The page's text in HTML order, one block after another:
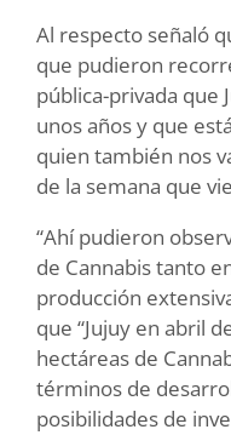
Al respecto señaló
que pudieron
pública-privada que
unos años y que
quien también nos
de la semana que
“Ahí pudieron
de Cannabis tanto
producción
que “Jujuy en abril
hectáreas de
términos de
posibilidades de